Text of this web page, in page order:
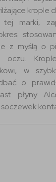
krople
tej marki,
z myślą o
oczu.
w
o
płyny